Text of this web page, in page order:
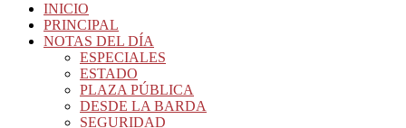
INICIO
PRINCIPAL
NOTAS DEL DÍA
ESPECIALES
ESTADO
PLAZA PÚBLICA
DESDE LA BARDA
SEGURIDAD